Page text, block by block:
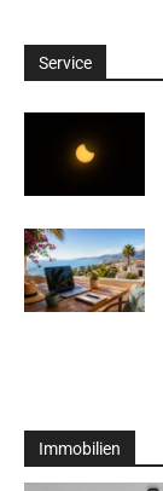
Service
Immobilien